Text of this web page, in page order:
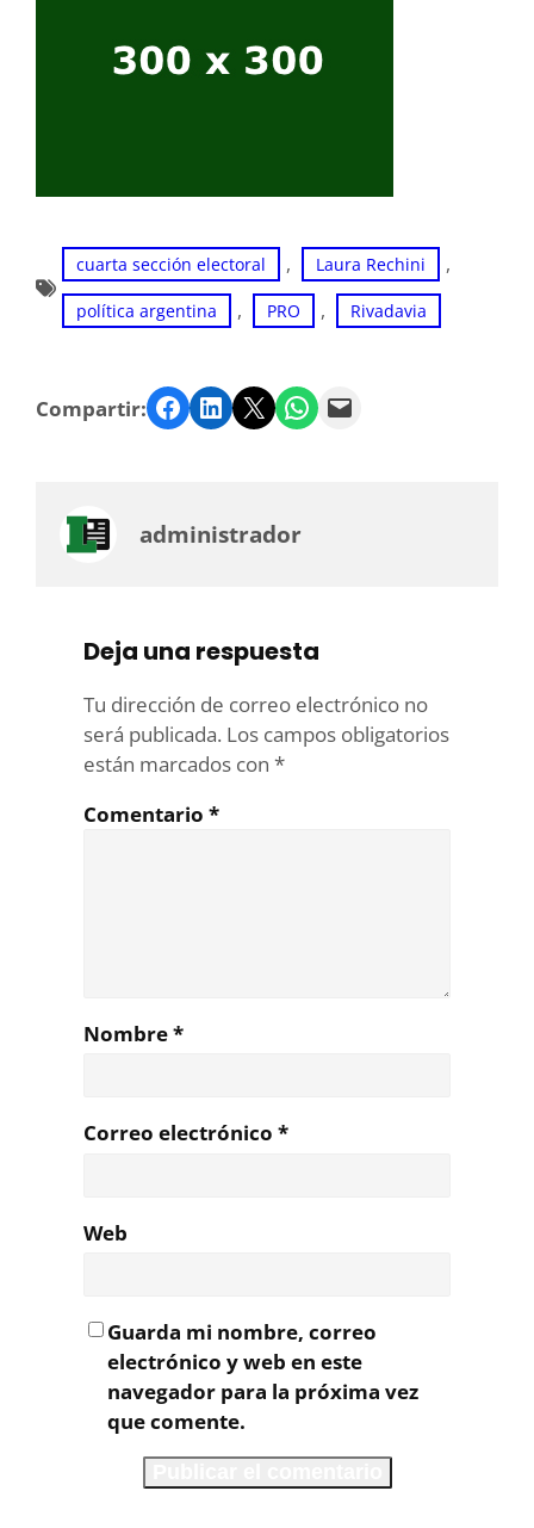
cuarta sección electoral , Laura Rechini ,
política argentina , PRO , Rivadavia
Compartir: Facebook LinkedIn Twitter WhatsApp Email
administrador
Deja una respuesta
Tu dirección de correo electrónico no
será publicada. Los campos obligatorios
están marcados con *
Comentario *
Nombre*
Correo electrónico *
Web
Guarda mi nombre, correo
electrónico y web en este
navegador para la próxima vez
que comente.